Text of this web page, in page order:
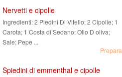
Nervetti e cipolle
Ingredienti:2 Piedini Di Vitello; 2 Cipolle; 1
Carota; 1 Costa di Sedano; Olio D oliva;
Sale; Pepe ...
Prepara
Spiedini di emmenthal e cipolle